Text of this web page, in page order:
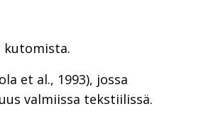
kutomista.
et al., 1993), jossa
valmiissa tekstiilissä.